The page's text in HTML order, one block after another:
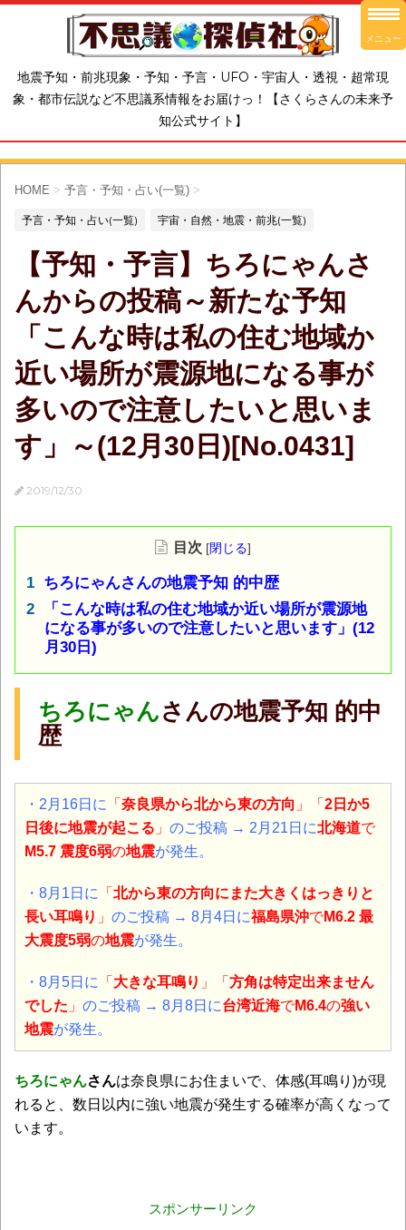
地震予知・前兆現象・予知・予言・UFO・宇宙人・透視・超常現
象・都市伝説など不思議系情報をお届けっ！【さくらさんの未来予
知公式サイト】
HOME > 予言・予知・占い(一覧) >
予言・予知・占い(一覧) 宇宙・自然・地震・前兆(一覧)
【予知・予言】ちろにゃんさ
んからの投稿～新たな予知
「こんな時は私の住む地域か
近い場所が震源地になる事が
多いので注意したいと思いま
す」～(12月30日)[No.0431]
2019/12/30
目次 [閉じる]
ちろにゃんさんの地震予知 的中歴
「こんな時は私の住む地域か近い場所が震源地
になる事が多いので注意したいと思います」(12
月30日)
ちろにゃんさんの地震予知 的中
歴
・2月16日に 「 奈良県から北から東の方向 」「 2日か5
日後に地震が起こる 」 のご投稿 → 2月21日に北海道で
M5.7 震度6弱の地震が発生。
・8月1日に 「 北から東の方向にまた大きくはっきりと
長い耳鳴り 」 のご投稿 → 8月4日に福島県沖でM6.2 最
大震度5弱の地震が発生。
・8月5日に 「 大きな耳鳴り 」「 方角は特定出来ません
でした 」 のご投稿 → 8月8日に台湾近海でM6.4の強い
地震が発生。
ちろにゃんさんは奈良県にお住まいで、体感(耳鳴り)が現
れると、数日以内に強い地震が発生する確率が高くなって
います。
スポンサーリンク
メニュー